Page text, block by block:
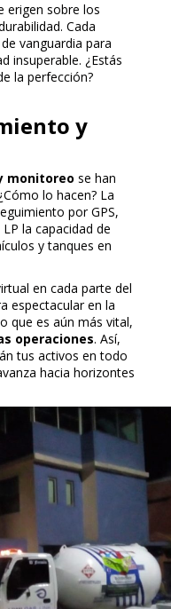
erigen sobre los
Cada
vanguardia para
insuperable. ¿Estás
la perfección?
y
monitoreo se han
lo hacen? La
por GPS,
la capacidad de
y tanques en
en cada parte del
espectacular en la
que es aún más vital,
operaciones. Así,
tus activos en todo
hacia horizontes